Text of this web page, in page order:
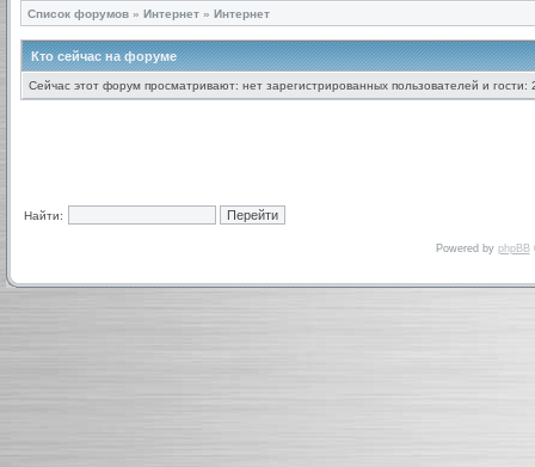
Список форумов » Интернет » Интернет
Кто сейчас на форуме
Сейчас этот форум просматривают: нет зарегистрированных пользователей и гости:
Найти:
Powered by phpBB